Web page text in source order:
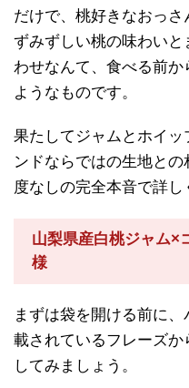
だけで、桃好きなおっ
ずみずしい桃の味わい
わせなんて、食べる前
ようなものです。
果たしてジャムとホイ
ンドならではの生地と
度なしの完全本音で詳し
山梨県産白桃ジャム×
様
まずは袋を開ける前に
載されているフレーズ
してみましょう。